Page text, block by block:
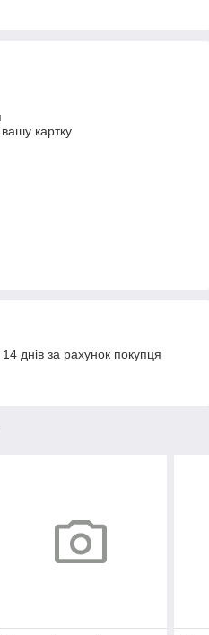
картку
днів за рахунок покупця